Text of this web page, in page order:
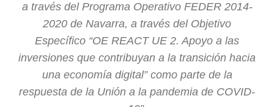
a través del Programa Operativo FEDER 2014-
2020 de Navarra, a través del Objetivo
Específico “OE REACT UE 2. Apoyo a las
inversiones que contribuyan a la transición hacia
una economía digital” como parte de la
respuesta de la Unión a la pandemia de COVID-